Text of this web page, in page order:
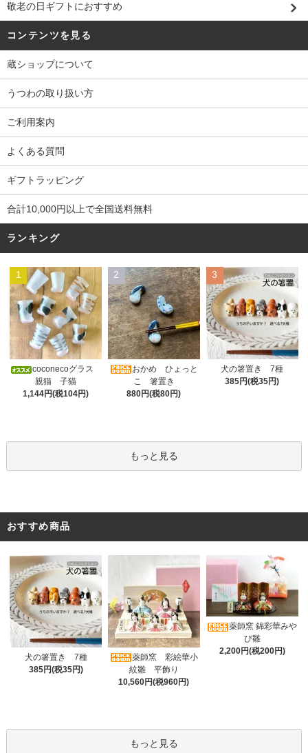
敬老の日ギフトにおすすめ
コンテンツを見る
蔵ショップについて
うつわの取り扱い方
ご利用案内
よくある質問
ギフトラッピング
合計10,000円以上で全国送料無料
ランキング
1
coconecoグラス
親猫 子猫
1,144円(税104円)
2
おかめ ひょっと
こ 箸置き
880円(税80円)
3
犬の箸置き 7種
385円(税35円)
もっと見る
おすすめ商品
犬の箸置き 7種
385円(税35円)
薬師窯 彩絵華小
紋雛 平飾り
10,560円(税960円)
薬師窯 錦彩華みや
び雛
2,200円(税200円)
もっと見る